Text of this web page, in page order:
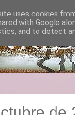
uses cookies
with Google
and to detect